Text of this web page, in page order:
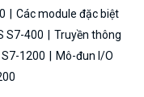
Các module đặc biệt
S7-400
Truyền thông
S7-1200
Mô-đun I/O